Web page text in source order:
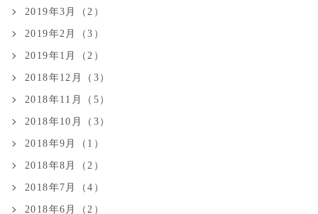
2019年3月（2）
2019年2月（3）
2019年1月（2）
2018年12月（3）
2018年11月（5）
2018年10月（3）
2018年9月（1）
2018年8月（2）
2018年7月（4）
2018年6月（2）